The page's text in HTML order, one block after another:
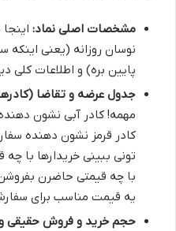
مشخصات اصلی نماد:
نوسان روزانه (یعنی اینکه
پایین بره) و اطلاعات کلی
جدول عرضه و تقاضا
مهمه! کادر آبی نشون
کادر قرمز نشون دهنده
تونی ببینی خریدارها با
با چه قیمتی حاضرن
یه قیمت مناسب برای
حجم خرید و فروش حقیقی